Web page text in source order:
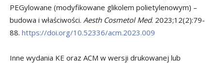
PEGylowane (modyfikowane glikolem polietylenowym) –
budowa i właściwości. Aesth Cosmetol Med. 2023;12(2):79-
88. https://doi.org/10.52336/acm.2023.009
Inne wydania KE oraz ACM w wersji drukowanej lub